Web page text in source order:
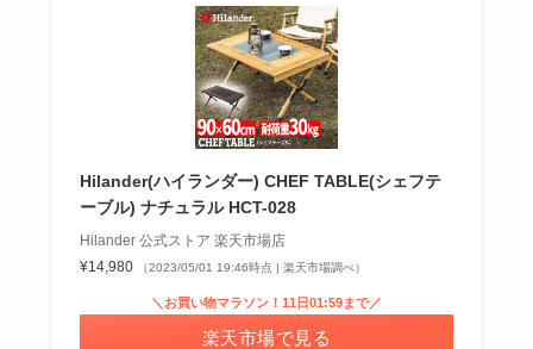
Hilander(ハイランダー) CHEF TABLE(シェフテ
ーブル) ナチュラル HCT-028
Hilander 公式ストア 楽天市場店
¥14,980
（2023/05/01 19:46時点 | 楽天市場調べ）
＼お買い物マラソン！11日01:59まで／
楽天市場で見る